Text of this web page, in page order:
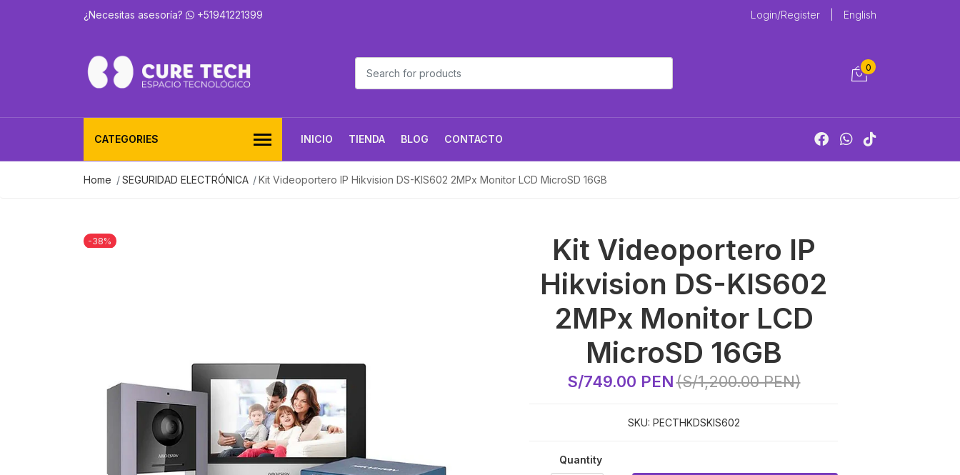
¿Necesitas asesoría? +51941221399 Login/Register English
0
CATEGORIES INICIO TIENDA BLOG CONTACTO
Home SEGURIDAD ELECTRÓNICA Kit Videoportero IP Hikvision DS-KIS602 2MPx Monitor LCD MicroSD 16GB
-38%
Kit Videoportero IP
Hikvision DS-KIS602
2MPx Monitor LCD
MicroSD 16GB
S/749.00 PEN(S/1,200.00 PEN)
SKU: PECTHKDSKIS602
Quantity